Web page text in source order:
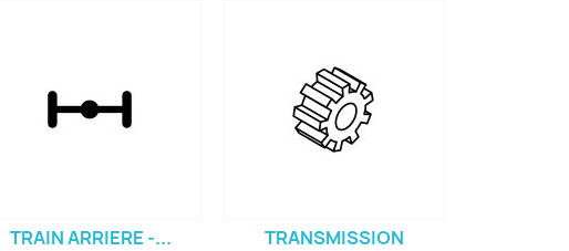
TRAIN ARRIERE -... TRANSMISSION